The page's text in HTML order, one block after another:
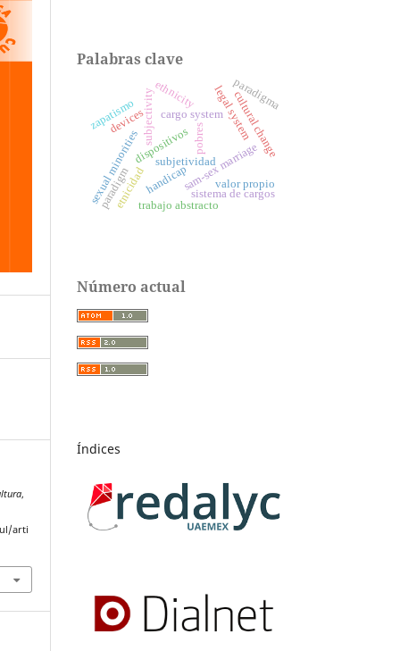
,
arti
Palabras clave
cargo system
dispositivospobres
subjectivity
subjetividad
sam-sex marriage
sexual minorities
cultural change
devices
ethnicity
sistema de cargos
etnicidad
legal system
zapatismo
paradigm
paradigma
trabajo abstracto
valor propio
handicap
Número actual
Índices